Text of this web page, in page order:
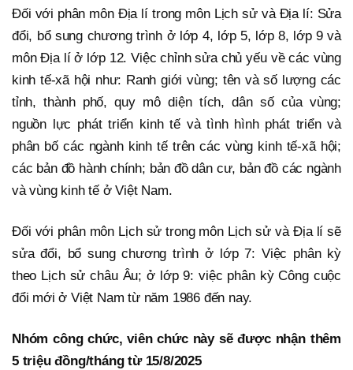
Đối với phân môn Địa lí trong môn Lịch sử và Địa lí: Sửa
đổi, bổ sung chương trình ở lớp 4, lớp 5, lớp 8, lớp 9 và
môn Địa lí ở lớp 12. Việc chỉnh sửa chủ yếu về các vùng
kinh tế-xã hội như: Ranh giới vùng; tên và số lượng các
tỉnh, thành phố, quy mô diện tích, dân số của vùng;
nguồn lực phát triển kinh tế và tình hình phát triển và
phân bố các ngành kinh tế trên các vùng kinh tế-xã hội;
các bản đồ hành chính; bản đồ dân cư, bản đồ các ngành
và vùng kinh tế ở Việt Nam.
Đối với phân môn Lịch sử trong môn Lịch sử và Địa lí sẽ
sửa đổi, bổ sung chương trình ở lớp 7: Việc phân kỳ
theo Lịch sử châu Âu; ở lớp 9: việc phân kỳ Công cuộc
đổi mới ở Việt Nam từ năm 1986 đến nay.
Nhóm công chức, viên chức này sẽ được nhận thêm
5 triệu đồng/tháng từ 15/8/2025